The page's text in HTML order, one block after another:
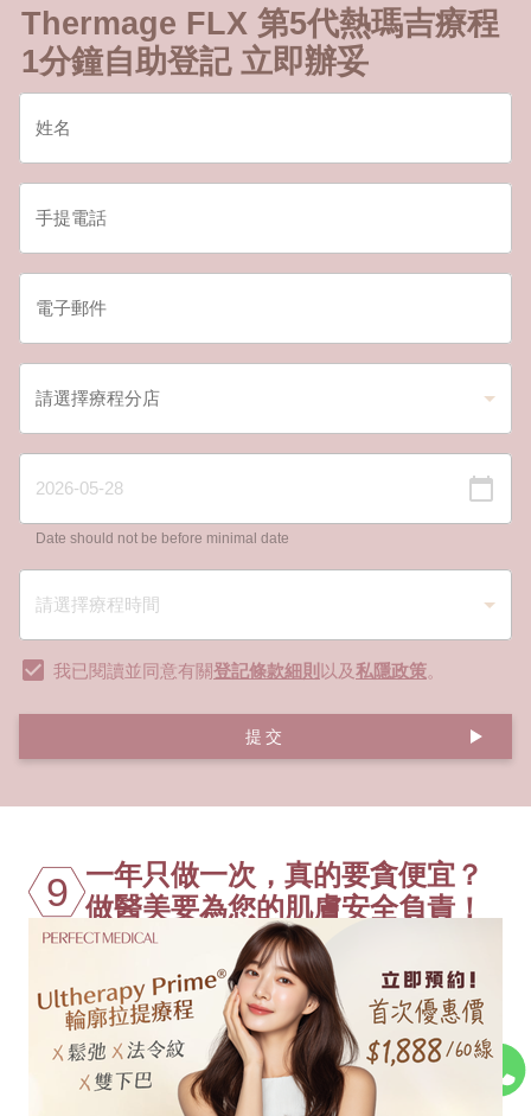
Thermage FLX 第5代熱瑪吉療程
1分鐘自助登記 立即辦妥
Date should not be before minimal date
我已閱讀並同意有關登記條款細則 以及私隱政策。
提交
9 一年只做一次，真的要貪便宜？
做醫美要為您的肌膚安全負責！
選擇鳳凰電波療程，不應僅僅關注鳳凰電
波價格。Thermage台灣的低價誘惑，可
能伴隨著探頭真偽、醫生資質、術後服務
及法律保障上的隱憂，即使做完回港，你